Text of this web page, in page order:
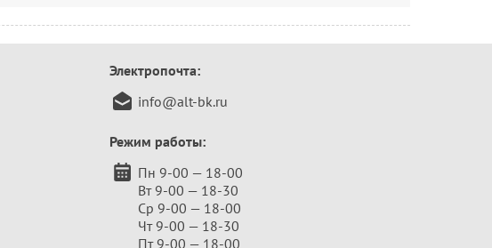
Электропочта:
info@alt-bk.ru
Режим работы:
Пн 9-00 — 18-00
Вт 9-00 — 18-30
Ср 9-00 — 18-00
Чт 9-00 — 18-30
Пт 9-00 — 18-00